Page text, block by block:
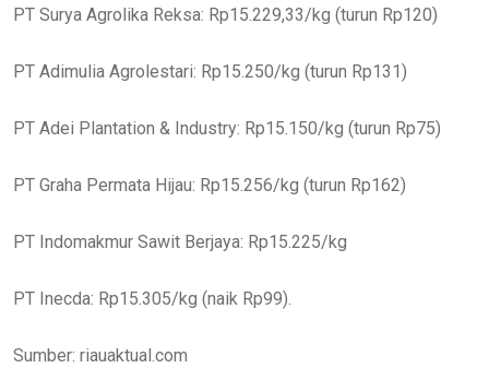
PT Surya Agrolika Reksa: Rp15.229,33/kg (turun Rp120)
PT Adimulia Agrolestari: Rp15.250/kg (turun Rp131)
PT Adei Plantation & Industry: Rp15.150/kg (turun Rp75)
PT Graha Permata Hijau: Rp15.256/kg (turun Rp162)
PT Indomakmur Sawit Berjaya: Rp15.225/kg
PT Inecda: Rp15.305/kg (naik Rp99).
Sumber: riauaktual.com